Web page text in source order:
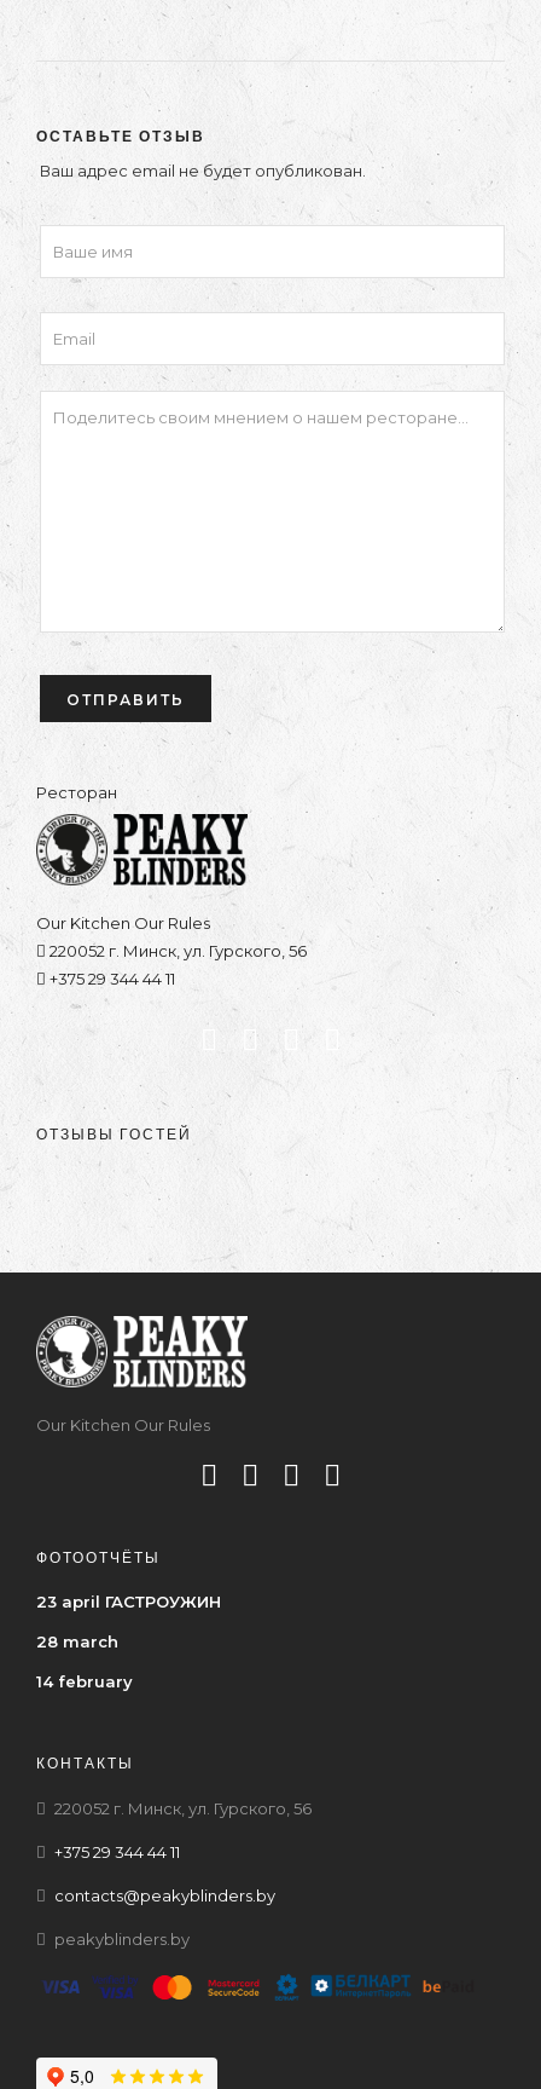
ОСТАВЬТЕ ОТЗЫВ
Ваш адрес email не будет опубликован.
Ресторан
Our Kitchen Our Rules
220052 г. Минск, ул. Гурского, 56
+375 29 344 44 11
ОТЗЫВЫ ГОСТЕЙ
Our Kitchen Our Rules
ФОТООТЧЁТЫ
23 april ГАСТРОУЖИН
28 march
14 february
КОНТАКТЫ
220052 г. Минск, ул. Гурского, 56
+375 29 344 44 11
contacts@peakyblinders.by
peakyblinders.by